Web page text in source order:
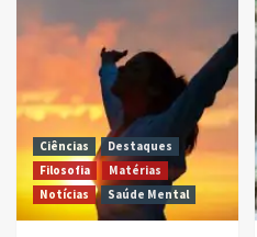
Ciências
Destaques
Filosofia
Matérias
Notícias
Saúde Mental